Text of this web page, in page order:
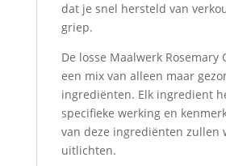
dat je snel hersteld van
griep.
De losse Maalwerk Rosemary
een mix van alleen maar
ingrediënten. Elk ingredient
specifieke werking en
van deze ingrediënten zullen
uitlichten.